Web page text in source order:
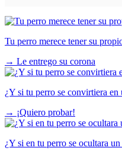
Tu perro merece tener su
→ Le entrego su corona
¿Y si tu perro se convirtiera en
→ ¡Quiero probar!
¿Y si en tu perro se ocultara